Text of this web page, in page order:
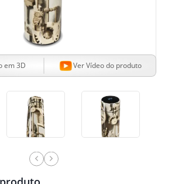
em 3D Ver Vídeo do produto